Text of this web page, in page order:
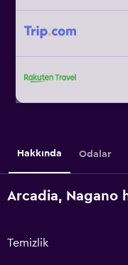
Hakkında Odalar
Arcadia, Nagano
Temizlik